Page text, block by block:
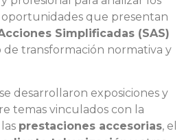
oportunidades que presentan
Simplificadas (SAS)
transformación normativa y
desarrollaron exposiciones y
temas vinculados con la
las prestaciones accesorias, el